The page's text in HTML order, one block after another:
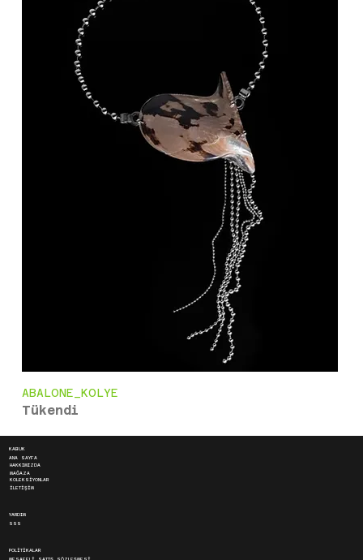
ABALONE_KOLYE
Tükendi
KABUK
ANA SAYFA
HAKKIMIZDA
MAĞAZA
KOLEKSİYONLAR
İLETİŞİM
YARDIM
SSS
POLİTİKALAR
MESAFELİ SATIŞ SÖZLEŞMESİ